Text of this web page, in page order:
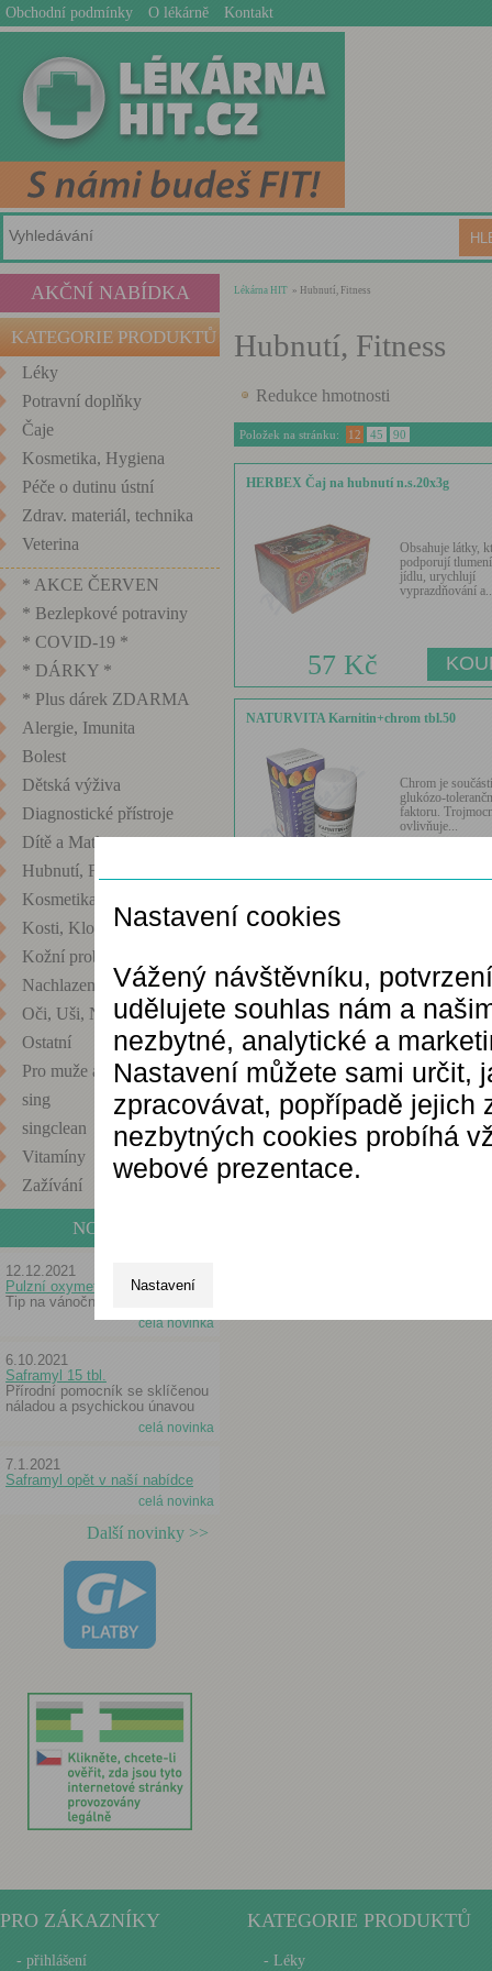
Obchodní podmínky O lékárně Kontakt
AKČNÍ NABÍDKA
KATEGORIE PRODUKTŮ
Léky
Potravní doplňky
Čaje
Kosmetika, Hygiena
Péče o dutinu ústní
Zdrav. materiál, technika
Veterina
* AKCE ČERVEN
* Bezlepkové potraviny
* COVID-19 *
* DÁRKY *
* Plus dárek ZDARMA
Alergie, Imunita
Bolest
Dětská výživa
Diagnostické přístroje
Dítě a Matka
Hubnutí, Fitness
Kosmetika
Kosti, Klouby
Kožní problémy
Nachlazení
Oči, Uši, Nos
Ostatní
Pro muže a ženy
sing
singclean
Vitamíny
Zažívání
NOVINKY
12.12.2021
Pulzní oxymetr
Tip na vánoční dárek
celá novinka
6.10.2021
Saframyl 15 tbl.
Přírodní pomocník se sklíčenou
náladou a psychickou únavou
celá novinka
7.1.2021
Saframyl opět v naší nabídce
celá novinka
Další novinky >>
Lékárna HIT » Hubnutí, Fitness
Hubnutí, Fitness
Redukce hmotnosti
Položek na stránku: 12 45 90
HERBEX Čaj na hubnutí n.s.20x3g
Obsahuje látky,
podporují
jídlu, urychlují
vyprazdňování
57 Kč
NATURVITA Karnitin+chrom tbl.50
Chrom je
glukózo-
faktoru.
ovlivňuje...
104 Kč
PRO ZÁKAZNÍKY
- přihlášení
KATEGORIE PRODUKTŮ
- Léky
Nastavení cookies
Vážený návštěvníku,
udělujete souhlas nám a
nezbytné, analytické a
Nastavení můžete sami určit,
zpracovávat, popřípadě jejich
nezbytných cookies probíhá
webové prezentace.
Nastavení